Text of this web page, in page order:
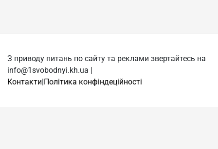
З приводу питань по сайту та реклами звертайтесь на
info@1svobodnyi.kh.ua |
Контакти Політика конфіндеційності